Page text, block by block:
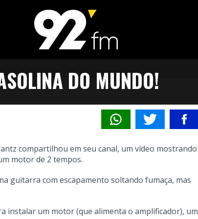
DO MUNDO!
compartilhou em seu canal, um vídeo mostrando
motor de 2 tempos.
guitarra com escapamento soltando fumaça, mas
instalar um motor (que alimenta o amplificador), um